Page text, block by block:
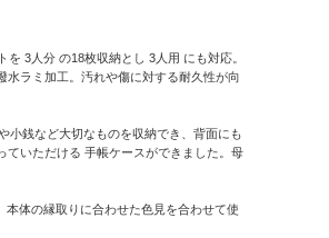
3人分 の18枚収納とし 3人用 にも対応。
ラミ加工。汚れや傷に対する耐久性が向
銭など大切なものを収納でき、背面にも
ていただける 手帳ケースができました。母
体の縁取りに合わせた色見を合わせて使